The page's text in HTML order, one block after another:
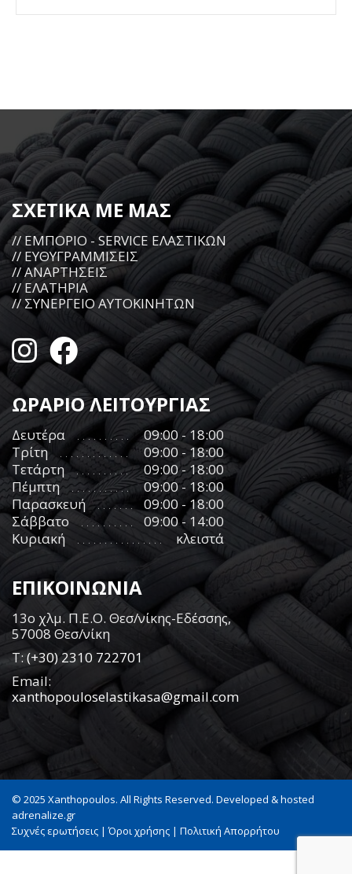
ΣΧΕΤΙΚΑ ΜΕ ΜΑΣ
// ΕΜΠΟΡΙΟ - SERVICE ΕΛΑΣΤΙΚΩΝ
// ΕΥΘΥΓΡΑΜΜΙΣΕΙΣ
// ΑΝΑΡΤΗΣΕΙΣ
// ΕΛΑΤΗΡΙΑ
// ΣΥΝΕΡΓΕΙΟ ΑΥΤΟΚΙΝΗΤΩΝ
ΩΡΑΡΙΟ ΛΕΙΤΟΥΡΓΙΑΣ
Δευτέρα
09:00 - 18:00
Τρίτη
09:00 - 18:00
Τετάρτη
09:00 - 18:00
Πέμπτη
09:00 - 18:00
Παρασκευή
09:00 - 18:00
Σάββατο
09:00 - 14:00
Κυριακή
κλειστά
ΕΠΙΚΟΙΝΩΝΙΑ
13ο χλμ. Π.Ε.Ο. Θεσ/νίκης-Εδέσσης,
57008 Θεσ/νίκη
Τ:(+30) 2310 722701
Email:
xanthopouloselastikasa@gmail.com
© 2025 Xanthopoulos. All Rights Reserved. Developed & hosted
adrenalize.gr
Συχνές ερωτήσεις |Όροι χρήσης | Πολιτική Απορρήτου